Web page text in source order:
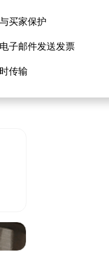
买家保护
子邮件发送发票
传输